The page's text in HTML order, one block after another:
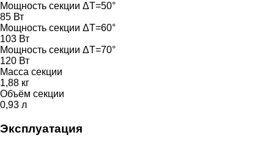
Мощность секции ΔT=50°
85 Вт
Мощность секции ΔT=60°
103 Вт
Мощность секции ΔT=70°
120 Вт
Масса секции
1,88 кг
Объём секции
0,93 л
Эксплуатация